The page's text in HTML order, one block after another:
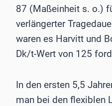
87 (Maßeinheit s. o.)
verlängerter
waren es Harvitt und
Dk/t-Wert von 125
In den ersten 5,5
man bei den flexiblen